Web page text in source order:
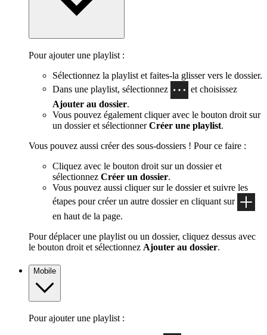
Pour ajouter une playlist :
Sélectionnez la playlist et faites-la glisser vers le dossier.
Dans une playlist, sélectionnez
et choisissez
Ajouter au dossier.
Vous pouvez également cliquer avec le bouton droit sur
un dossier et sélectionnerCréer une playlist.
Vous pouvez aussi créer des sous-dossiers ! Pour ce faire :
Cliquez avec le bouton droit sur un dossier et
sélectionnez Créer un dossier.
Vous pouvez aussi cliquer sur le dossier et suivre les
étapes pour créer un autre dossier en cliquant sur
en haut de la page.
Pour déplacer une playlist ou un dossier, cliquez dessus avec
le bouton droit et sélectionnez Ajouter au dossier.
Mobile
Pour ajouter une playlist :